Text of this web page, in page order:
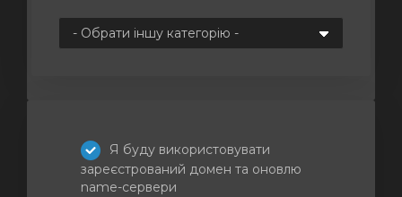
Я буду використовувати
зареєстрований домен та оновлю
name-сервери